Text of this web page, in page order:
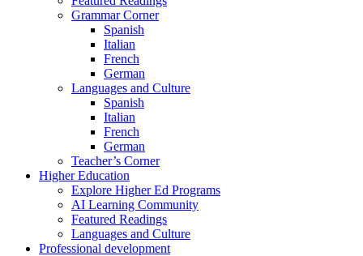
Grammar Corner
Spanish
Italian
French
German
Languages and Culture
Spanish
Italian
French
German
Teacher’s Corner
Higher Education
Explore Higher Ed Programs
AI Learning Community
Featured Readings
Languages and Culture
Professional development